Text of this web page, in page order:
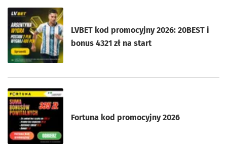
LVBET kod promocyjny 2026: 20BEST i
bonus 4321 zł na start
Fortuna kod promocyjny 2026